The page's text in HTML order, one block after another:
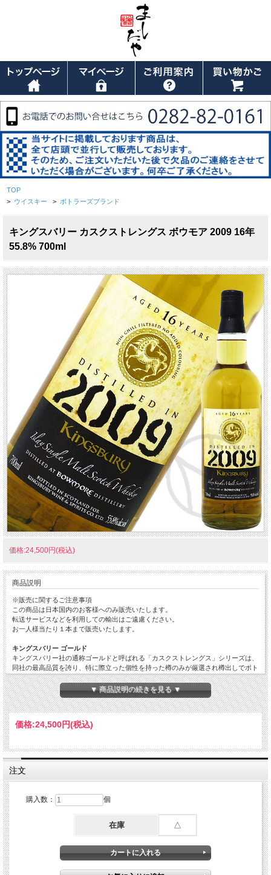
TOP
> ウイスキー > ボトラーズブランド
キングスバリー カスクストレングス ボウモア 2009 16年
55.8% 700ml
価格:24,500円(税込)
商品説明
※販売に関するご注意事項
この商品は日本国内のお客様へのみ販売いたします。
転送サービスなどを利用しての輸出はご遠慮ください。
お一人様当たり１本まで販売いたします。
キングスバリー ゴールド
キングスバリー社の通称ゴールドと呼ばれる「カスクストレングス」シリーズは、
同社の最高品質を誇り、特に際立った個性を持った樽のみが厳選され樽出しでボト
リングされています。
ボウモア 16年
ビンテージ「2009～2012年」が限定入荷いたしました。本品は中間となる2009年
るピートが特徴です。是非コレクションに加えてみてはいかがでしょうか。
■味わい：最初はドライなスパイスの風味、それからおだやかなピート。
■フィニッシュ：繊細なフェノールのニュアンスの中にかすかなスモーク。
生産本数：273本
▼ 商品説明の続きを見る ▼
価格:24,500円(税込)
注文
購入数： 個
在庫 △